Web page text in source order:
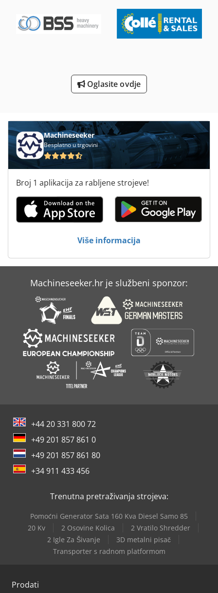
St Ispis Sustavi
Oglasite ovdje
Machineseeker
Besplatno u trgovini
Broj 1 aplikacija za rabljene strojeve!
Više informacija
Machineseeker.hr je službeni sponzor:
+44 20 331 800 72
+49 201 857 861 0
+49 201 857 861 80
+34 911 433 456
Trenutna pretraživanja strojeva:
Pomoćni Generator Sata 160 Kva Diesel Samo 85
20 Kv
2 Osovine Kolica
2 Vratilo Shredder
2 Igle Za Šivanje
3D metalni pisač
Transporter s radnom platformom
Prodati